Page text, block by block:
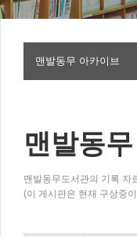
맨발동무 아카이브
맨발동
맨발동무도서관의 기록 자
(이 게시판은 현재 구상중